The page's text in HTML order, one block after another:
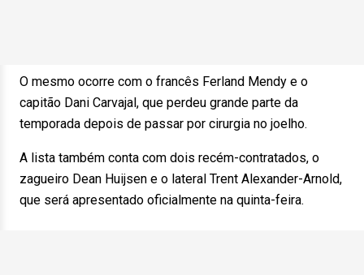
O mesmo ocorre com o francês Ferland Mendy e o
capitão Dani Carvajal, que perdeu grande parte da
temporada depois de passar por cirurgia no joelho.
A lista também conta com dois recém-contratados, o
zagueiro Dean Huijsen e o lateral Trent Alexander-Arnold,
que será apresentado oficialmente na quinta-feira.